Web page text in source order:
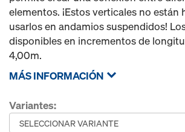
elementos. ¡Estos verticales no están
usarlos en andamios suspendidos!
disponibles en incrementos de
4,00m.
MÁS INFORMACIÓN
Variantes: